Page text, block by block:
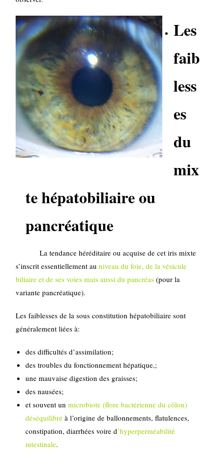
Les
faib
less
es
du
mix
tehépatobiliaire ou
pancréatique
La tendance héréditaire ou acquise de cet iris mixte
s’inscrit essentiellement auniveau du foie, de la vésicule
biliaire et de ses voies mais aussi du pancréas (pour la
variante pancréatique).
Les faiblesses de la sous constitution hépatobiliaire sont
généralement liées à:
des difficultés d’assimilation;
des troubles du fonctionnement hépatique,;
une mauvaise digestion des graisses;
des nausées;
et souvent unmicrobiote (flore bactérienne du côlon)
déséquilibré à l’origine de ballonnements, flatulences,
constipation, diarrhées voire d’hyperperméabilité
intestinale.